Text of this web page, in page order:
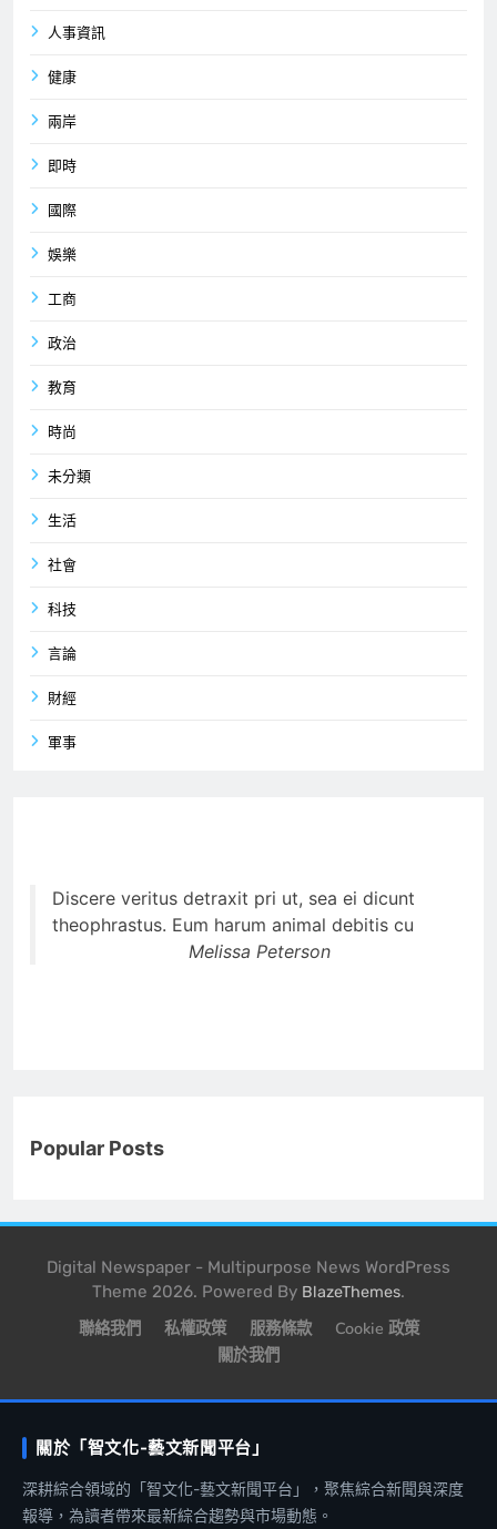
人事資訊
健康
兩岸
即時
國際
娛樂
工商
政治
教育
時尚
未分類
生活
社會
科技
言論
財經
軍事
Discere veritus detraxit pri ut, sea ei dicunt
theophrastus. Eum harum animal debitis cu
Melissa Peterson
Popular Posts
Digital Newspaper - Multipurpose News WordPress
Theme 2026. Powered By BlazeThemes.
聯絡我們 私權政策 服務條款
Cookie 政策
關於我們
關於「智文化-藝文新聞平台」
深耕綜合領域的「智文化-藝文新聞平台」，聚焦綜合新聞與深度
報導，為讀者帶來最新綜合趨勢與市場動態。